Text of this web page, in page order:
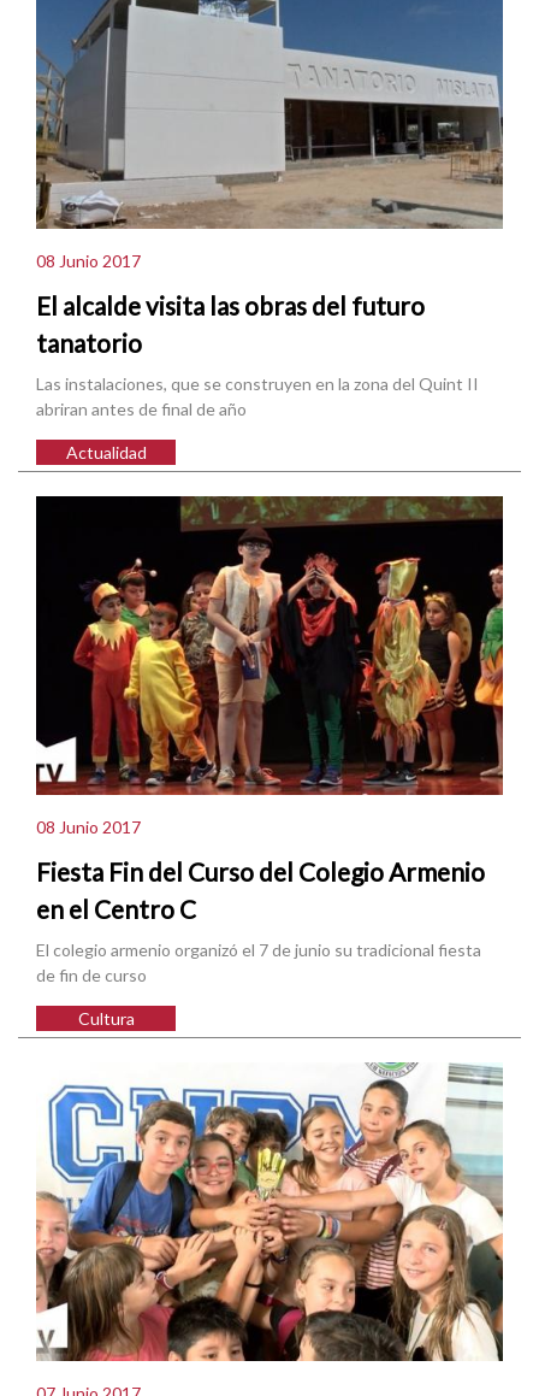
08 Junio 2017
El alcalde visita las obras del futuro
tanatorio
Las instalaciones, que se construyen en la zona del Quint II
abriran antes de final de año
Actualidad
08 Junio 2017
Fiesta Fin del Curso del Colegio Armenio
en el Centro C
El colegio armenio organizó el 7 de junio su tradicional fiesta
de fin de curso
Cultura